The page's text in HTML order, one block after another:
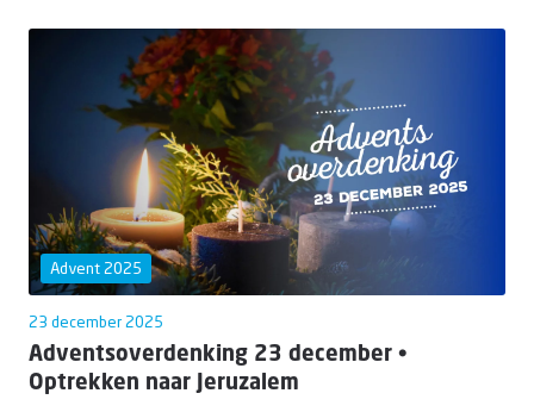
Advent 2025
23 december 2025
Adventsoverdenking 23 december •
Optrekken naar Jeruzalem